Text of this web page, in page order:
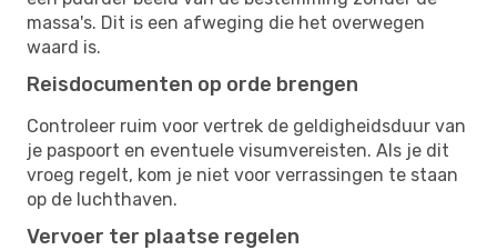
massa's. Dit is een afweging die het overwegen
waard is.
Reisdocumenten op orde brengen
Controleer ruim voor vertrek de geldigheidsduur van
je paspoort en eventuele visumvereisten. Als je dit
vroeg regelt, kom je niet voor verrassingen te staan
op de luchthaven.
Vervoer ter plaatse regelen